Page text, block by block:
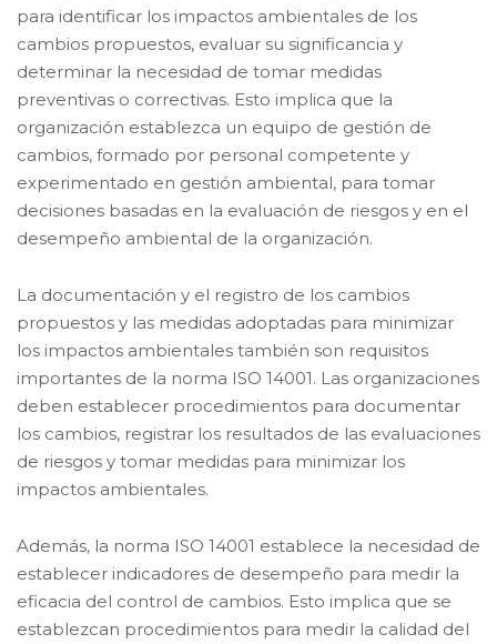
para identificar los impactos ambientales de los
cambios propuestos, evaluar su significancia y
determinar la necesidad de tomar medidas
preventivas o correctivas. Esto implica que la
organización establezca un equipo de gestión de
cambios, formado por personal competente y
experimentado en gestión ambiental, para tomar
decisiones basadas en la evaluación de riesgos y en el
desempeño ambiental de la organización.
La documentación y el registro de los cambios
propuestos y las medidas adoptadas para minimizar
los impactos ambientales también son requisitos
importantes de la norma ISO 14001. Las organizaciones
deben establecer procedimientos para documentar
los cambios, registrar los resultados de las evaluaciones
de riesgos y tomar medidas para minimizar los
impactos ambientales.
Además, la norma ISO 14001 establece la necesidad de
establecer indicadores de desempeño para medir la
eficacia del control de cambios. Esto implica que se
establezcan procedimientos para medir la calidad del